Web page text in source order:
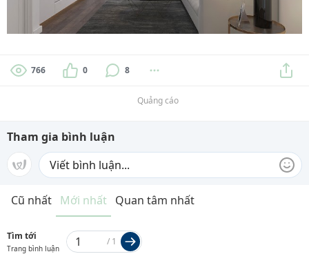
766 0 8
Quảng cáo
Tham gia bình luận
Cũ nhất Mới nhất Quan tâm nhất
Tìm tới
Trang bình luận
/ 1